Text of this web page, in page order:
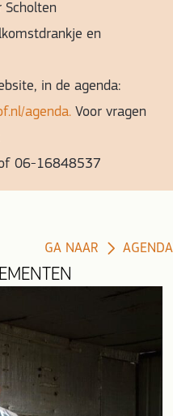
Scholten
en
in de agenda:
agenda. Voor vragen
06-16848537
GA NAAR AGENDA